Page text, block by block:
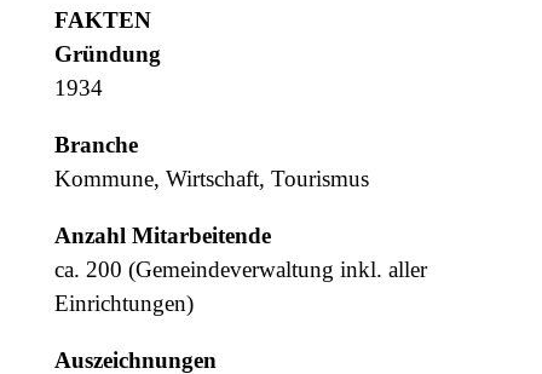
FAKTEN
Gründung
1934
Branche
Kommune, Wirtschaft, Tourismus
Anzahl Mitarbeitende
ca. 200 (Gemeindeverwaltung inkl. aller
Einrichtungen)
Auszeichnungen